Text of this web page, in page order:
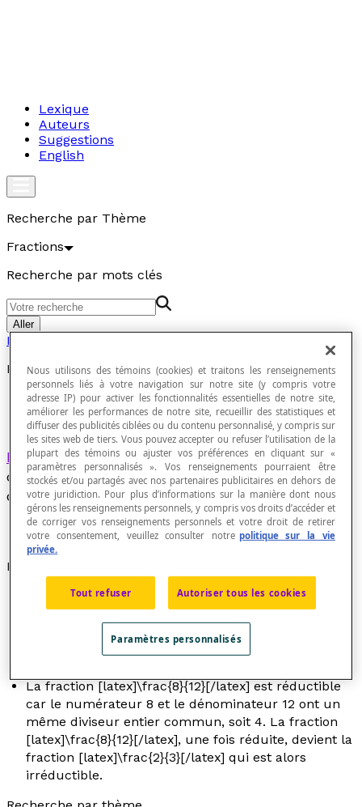
Lexique
Auteurs
Suggestions
English
Recherche par Thème
Fractions
Recherche par mots clés
Aller
Fractions
Fraction réductible
Fraction dans laquelle le numérateur et le
dénominateur ont au moins un diviseur entier
commun différent de un.
Exemples
La fraction [latex]\frac{8}{18}[/latex] est une fraction
réductible, car le nombre 2 est un diviseur entier
commun à 8 et 18. Alors, la
fraction irréductible
équivalente à [latex]\frac{8}{18}[/latex] est
La fraction [latex]\frac{8}{12}[/latex] est réductible
car le numérateur 8 et le dénominateur 12 ont un
même diviseur entier commun, soit 4. La fraction
[latex]\frac{8}{12}[/latex], une fois réduite, devient la
fraction [latex]\frac{2}{3}[/latex] qui est alors
irréductible.
Nous utilisons des témoins (cookies) et traitons les renseignements
personnels liés à votre navigation sur notre site (y compris votre
adresse IP) pour activer les fonctionnalités essentielles de notre site,
améliorer les performances de notre site, recueillir des statistiques et
diffuser des publicités ciblées ou du contenu personnalisé, y compris sur
les sites web de tiers. Vous pouvez accepter ou refuser l’utilisation de la
plupart des témoins ou ajuster vos préférences en cliquant sur «
paramètres personnalisés ». Vos renseignements pourraient être
stockés et/ou partagés avec nos partenaires publicitaires en dehors de
votre juridiction. Pour plus d’informations sur la manière dont nous
gérons les renseignements personnels, y compris vos droits d’accéder et
de corriger vos renseignements personnels et votre droit de retirer
votre consentement, veuillez consulter notre politique sur la vie
privée.
Tout refuser Autoriser tous les cookies
Paramètres personnalisés